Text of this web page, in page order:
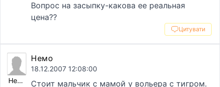
Вопрос на засыпку-какова ее реальная
цена??
Цитувати
Немо
Немо
18.12.2007 12:08:00
Стоит мальчик с мамой у вольера с тигром.